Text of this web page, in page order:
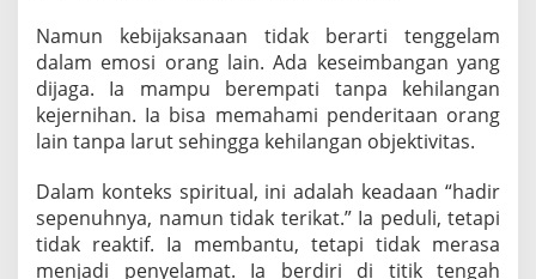
Namun kebijaksanaan tidak berarti tenggelam
dalam emosi orang lain. Ada keseimbangan yang
dijaga. Ia mampu berempati tanpa kehilangan
kejernihan. Ia bisa memahami penderitaan orang
lain tanpa larut sehingga kehilangan objektivitas.
Dalam konteks spiritual, ini adalah keadaan “hadir
sepenuhnya, namun tidak terikat.” Ia peduli, tetapi
tidak reaktif. Ia membantu, tetapi tidak merasa
menjadi penyelamat. Ia berdiri di titik tengah